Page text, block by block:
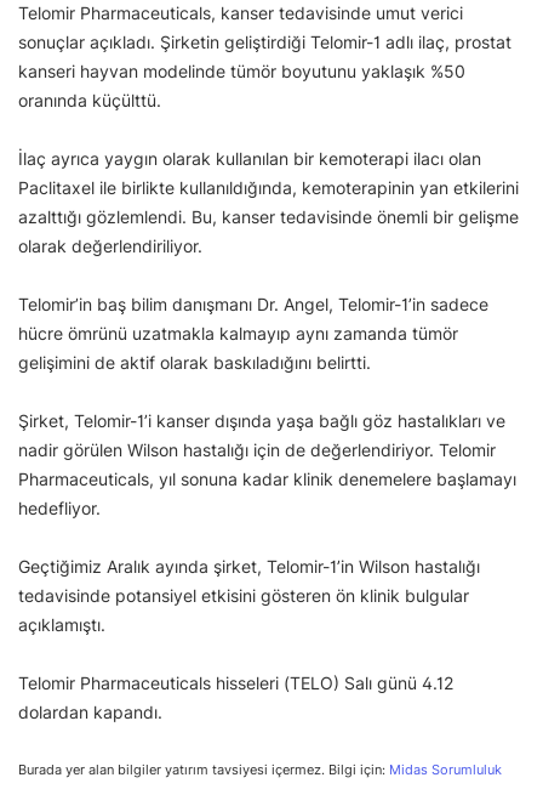
Telomir Pharmaceuticals, kanser tedavisinde umut verici
sonuçlar açıkladı. Şirketin geliştirdiği Telomir-1 adlı ilaç, prostat
kanseri hayvan modelinde tümör boyutunu yaklaşık %50
oranında küçülttü.
İlaç ayrıca yaygın olarak kullanılan bir kemoterapi ilacı olan
Paclitaxel ile birlikte kullanıldığında, kemoterapinin yan etkilerini
azalttığı gözlemlendi. Bu, kanser tedavisinde önemli bir gelişme
olarak değerlendiriliyor.
Telomir’in baş bilim danışmanı Dr. Angel, Telomir-1’in sadece
hücre ömrünü uzatmakla kalmayıp aynı zamanda tümör
gelişimini de aktif olarak baskıladığını belirtti.
Şirket, Telomir-1’i kanser dışında yaşa bağlı göz hastalıkları ve
nadir görülen Wilson hastalığı için de değerlendiriyor. Telomir
Pharmaceuticals, yıl sonuna kadar klinik denemelere başlamayı
hedefliyor.
Geçtiğimiz Aralık ayında şirket, Telomir-1’in Wilson hastalığı
tedavisinde potansiyel etkisini gösteren ön klinik bulgular
açıklamıştı.
Telomir Pharmaceuticals hisseleri (TELO) Salı günü 4.12
dolardan kapandı.
Burada yer alan bilgiler yatırım tavsiyesi içermez. Bilgi için: Midas Sorumluluk